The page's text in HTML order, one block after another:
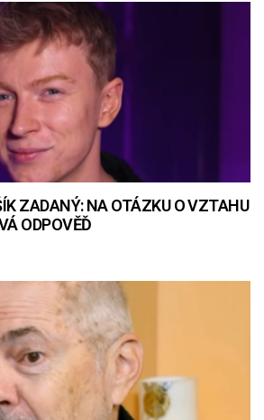
ZADANÝ: NA OTÁZKU O VZTAHU
ODPOVĚĎ